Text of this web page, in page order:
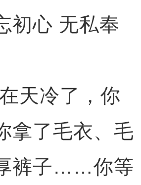
心 无私奉
冷了，你
拿了毛衣、毛
裤子……你等